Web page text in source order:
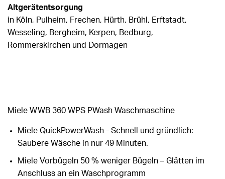
Altgerätentsorgung
in Köln, Pulheim, Frechen, Hürth, Brühl, Erftstadt,
Wesseling, Bergheim, Kerpen, Bedburg,
Rommerskirchen und Dormagen
Miele WWB 360 WPS PWash Waschmaschine
Miele QuickPowerWash - Schnell und gründlich:
Saubere Wäsche in nur 49 Minuten.
Miele Vorbügeln 50 % weniger Bügeln – Glätten im
Anschluss an ein Waschprogramm